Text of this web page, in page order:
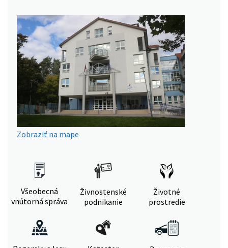
Zobraziť na mape
Všeobecná
vnútorná správa
Živnostenské
podnikanie
Životné
prostredie